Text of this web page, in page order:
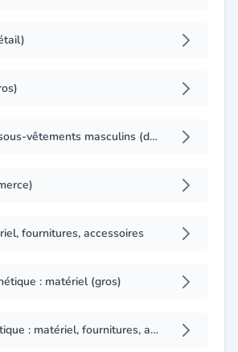
Chemiserie et sous-vêtements masculins (détail)
fournitures, accessoires
: matériel (gros)
Coiffure, esthétique : matériel, fournitures, accessoires (importation, exportation)